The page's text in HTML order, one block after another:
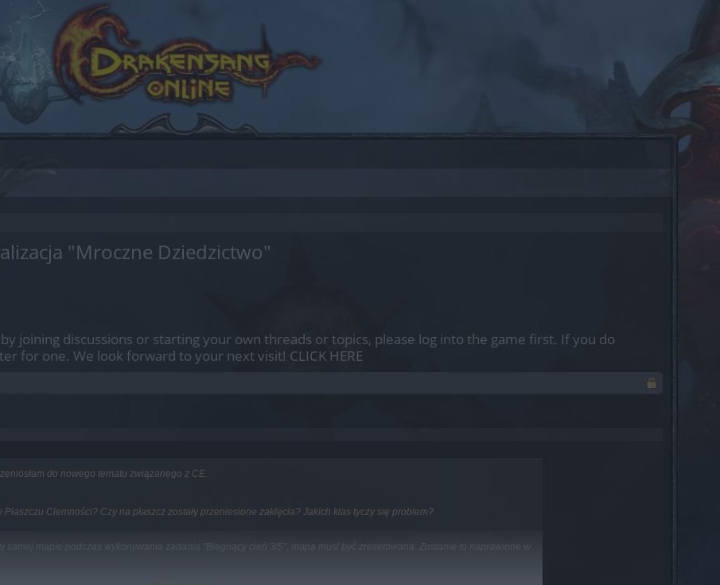
"Mroczne Dziedzictwo"
joining discussions or starting your own threads or topics, please log into the game first. If you do
for one. We look forward to your next visit! CLICK HERE
do nowego tematu związanego z CE.
Płaszczu Ciemności? Czy na płaszcz zostały przeniesione zaklęcia? Jakich klas tyczy się problem?
samej mapie podczas wykonywania zadania "Biegnący cień 3/5", mapa musi być zresetowana. Zostanie to naprawione w